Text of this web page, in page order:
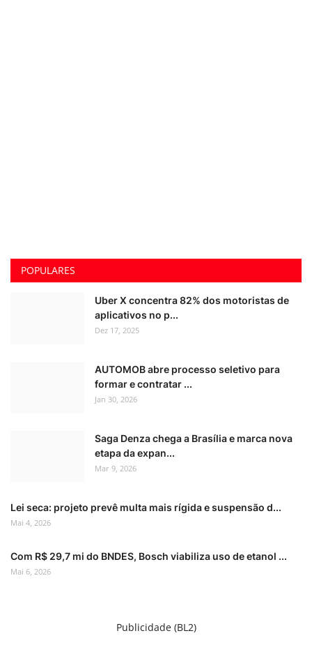
POPULARES
Uber X concentra 82% dos motoristas de
aplicativos no p...
Dez 17, 2025
AUTOMOB abre processo seletivo para
formar e contratar ...
Jan 30, 2026
Saga Denza chega a Brasília e marca nova
etapa da expan...
Mar 9, 2026
Lei seca: projeto prevê multa mais rígida e suspensão d...
Mai 4, 2026
Com R$ 29,7 mi do BNDES, Bosch viabiliza uso de etanol ...
Mai 6, 2026
Publicidade (BL2)